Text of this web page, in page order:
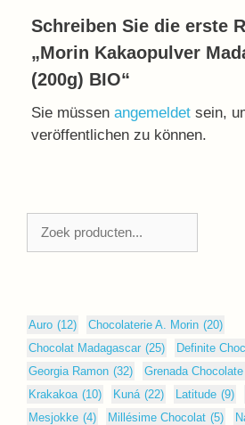
Schreiben Sie die erste
„Morin Kakaopulver
(200g) BIO“
Sie müssen angemeldet sein,
veröffentlichen zu können.
Auro (12) Chocolaterie A. Morin (20)
Chocolat Madagascar (25) Definite
Georgia Ramon (32) Grenada
Krakakoa (10) Kuná (22) Latitude (9)
Mesjokke (4) Millésime Chocolat (5)